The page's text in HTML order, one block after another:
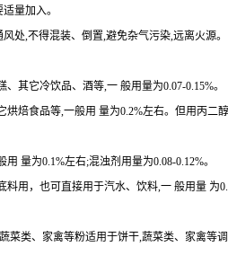
量加入。
处,不得混装、倒置,避免杂气污染,远离火源。
其它冷饮品、酒等,一 般用量为0.07-0.15%。
烘焙食品等,一般用 量为0.2%左右。但用丙二
量为0.1%左右;混浊剂用量为0.08-0.12%。
用，也可直接用于汽水、饮料,一 般用量 为
菜类、家禽等粉适用于饼干,蔬菜类、家禽等